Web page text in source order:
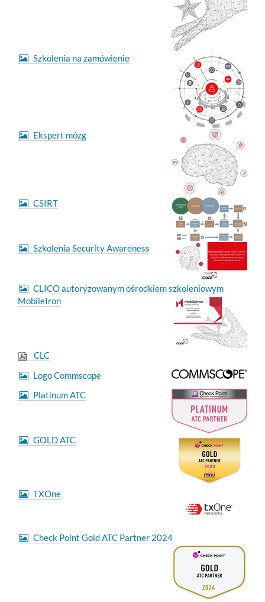
Szkolenia na zamówienie
Ekspert mózg
CSIRT
Szkolenia Security Awareness
CLICO autoryzowanym ośrodkiem szkoleniowym
MobileIron
CLC
Logo Commscope
Platinum ATC
GOLD ATC
TXOne
Check Point Gold ATC Partner 2024